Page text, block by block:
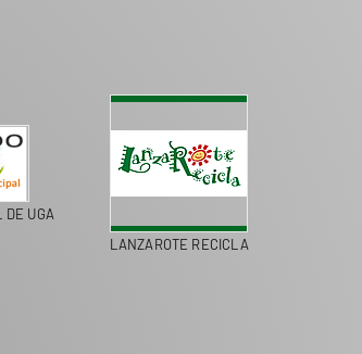
DE UGA
LANZAROTE RECICLA